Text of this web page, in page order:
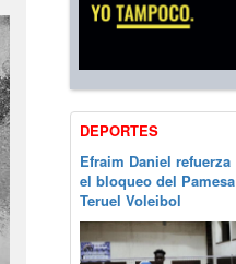
DEPORTES
Efraim Daniel refuerza
el bloqueo del Pamesa
Teruel Voleibol